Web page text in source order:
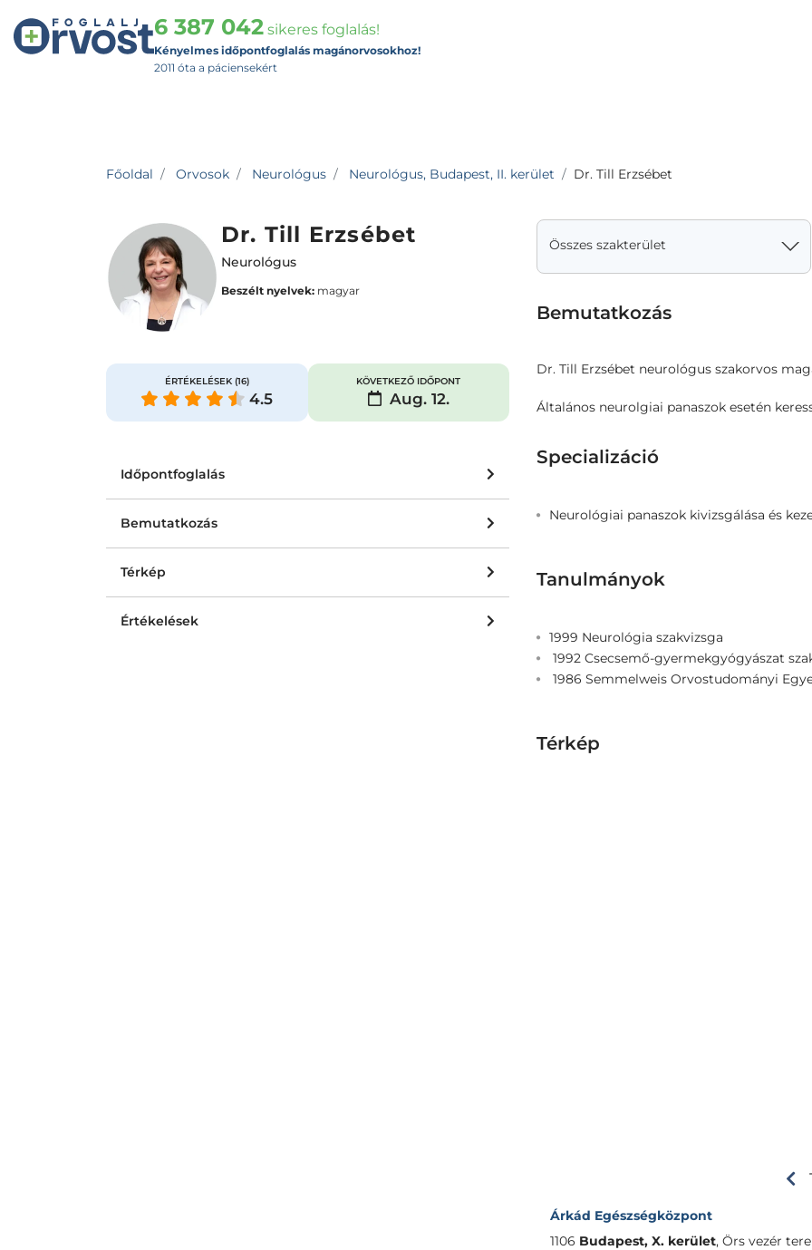
6 387 042 sikeres foglalás!
Kényelmes időpontfoglalás magánorvosokhoz!
2011 óta a páciensekért
Főoldal Orvosok Neurológus Neurológus, Budapest, II. kerület Dr. Till Erzsébet
Dr. Till Erzsébet
Neurológus
Beszélt nyelvek: magyar
ÉRTÉKELÉSEK (16)
4.5
KÖVETKEZŐ IDŐPONT
Aug. 12.
Időpontfoglalás
Bemutatkozás
Térkép
Értékelések
Összes szakterület
Bemutatkozás
Dr. Till Erzsébet neurológus szakorvos
Általános neurolgiai panaszok esetén
Specializáció
Neurológiai panaszok kivizsgálása és
Tanulmányok
1999 Neurológia szakvizsga
1992 Csecsemő-gyermekgyógyászat
1986 Semmelweis Orvostudományi
Térkép
Árkád Egészségközpont
1106 Budapest, X. kerület, Örs vezér